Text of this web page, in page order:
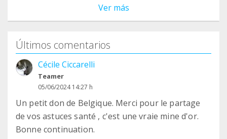
Ver más
Últimos comentarios
Cécile Ciccarelli
Teamer
05/06/2024 14:27 h
Un petit don de Belgique. Merci pour le partage
de vos astuces santé , c'est une vraie mine d'or.
Bonne continuation.